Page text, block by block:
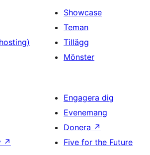
Showcase
Teman
Tillägg
Mönster
↗
Engagera dig
Evenemang
Donera ↗
Five for the Future